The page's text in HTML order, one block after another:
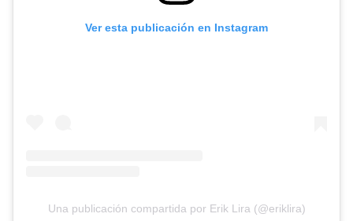
Ver esta publicación en Instagram
Una publicación compartida por Erik Lira (@eriklira)